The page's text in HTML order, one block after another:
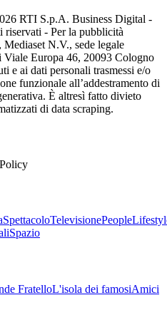
RTI S.p.A. Business Digital -
- Per la pubblicità
N.V., sede legale
Europa 46, 20093 Cologno
e ai dati personali trasmessi e/o
funzionale all’addestramento di
È altresì fatto divieto
di data scraping.
SpettacoloTelevisionePeople
Spazio
FratelloL'isola dei famosiAmici